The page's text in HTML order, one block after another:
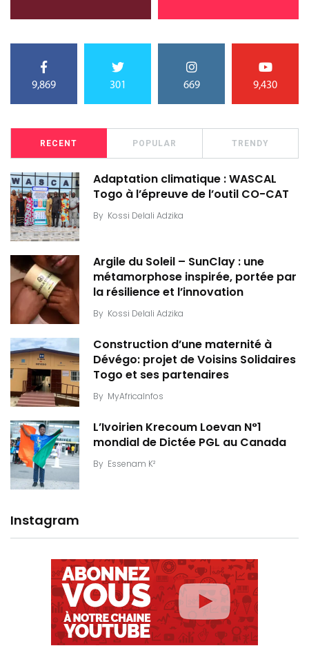
9,869 301 669 9,430
RECENT POPULAR TRENDY
Adaptation climatique : WASCAL
Togo à l’épreuve de l’outil CO-CAT
By Kossi Delali Adzika
Argile du Soleil – SunClay : une
métamorphose inspirée, portée par
la résilience et l’innovation
By Kossi Delali Adzika
Construction d’une maternité à
Dévégo: projet de Voisins Solidaires
Togo et ses partenaires
By MyAfricaInfos
L’Ivoirien Krecoum Loevan N°1
mondial de Dictée PGL au Canada
By Essenam K²
Instagram